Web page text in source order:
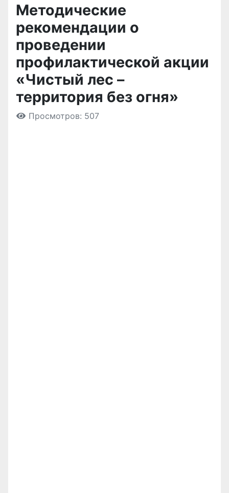
Методические
рекомендации о
проведении
профилактической акции
«Чистый лес –
территория без огня»
Просмотров: 507